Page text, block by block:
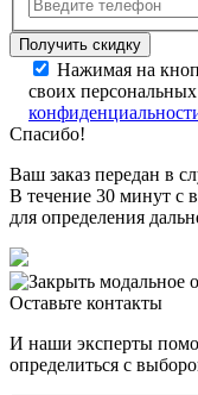
Нажимая на
своих
Спасибо!
Ваш заказ передан в
В течение 30 минут с
для определения
Оставьте контакты
И наши эксперты
определиться с